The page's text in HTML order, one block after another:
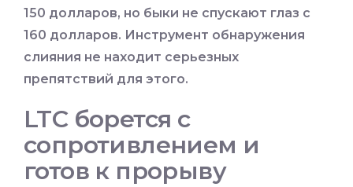
150 долларов, но быки не спускают глаз с
160 долларов. Инструмент обнаружения
слияния не находит серьезных
препятствий для этого.
LTC борется с
сопротивлением и
готов к прорыву